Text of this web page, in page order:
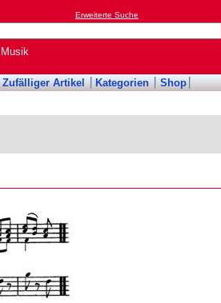
Erweiterte Suche
Zufälliger Artikel Kategorien Shop